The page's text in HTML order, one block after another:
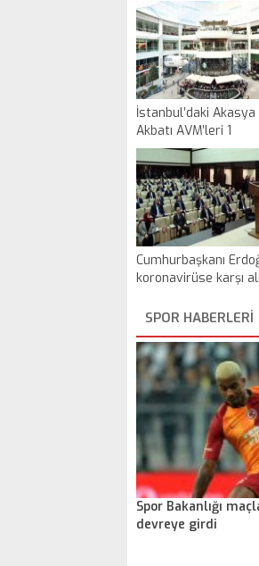
İstanbul’daki Akasya
Akbatı AVM’leri 1
Haziran’da açılacak
Cumhurbaşkanı
koronavirüse karşı
SPOR HABERLERİ
Spor Bakanlığı
devreye girdi